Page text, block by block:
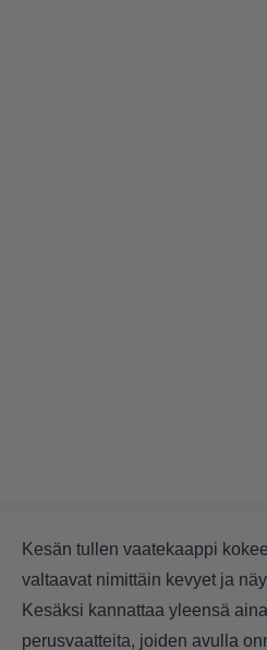
Kesän tullen vaatekaappi
valtaavat nimittäin kevyet ja
Kesäksi kannattaa yleensä
perusvaatteita, joiden avulla